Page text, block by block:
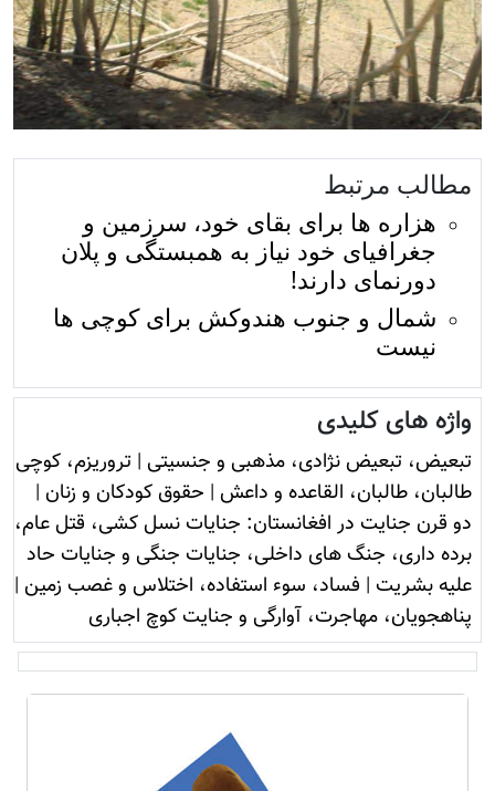
مطالب مرتبط
هزاره ها برای بقای خود، سرزمین و
جغرافیای خود نیاز به همبستگی و پلان
دورنمای دارند!
شمال و جنوب هندوکش برای کوچی ها
نیست
واژه های کلیدی
تبعیض، تبعیض نژادی، مذهبی و جنسیتی | تروريزم، کوچی
طالبان، طالبان، القاعده و داعش | حقوق کودکان و زنان |
دو قرن جنایت در افغانستان: جنایات نسل کشی، قتل عام،
برده داری، جنگ های داخلی، جنایات جنگی و جنایات حاد
علیه بشریت | فساد، سوء استفاده، اختلاس و غصب زمين |
پناهجویان، مهاجرت، آوارگی و جنایت کوچ اجباری